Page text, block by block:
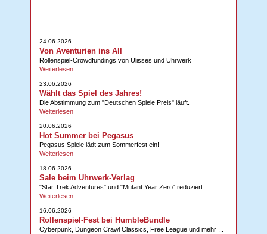
24.06.2026
Von Aventurien ins All
Rollenspiel-Crowdfundings von Ulisses und Uhrwerk
Weiterlesen
23.06.2026
Wählt das Spiel des Jahres!
Die Abstimmung zum "Deutschen Spiele Preis" läuft.
Weiterlesen
20.06.2026
Hot Summer bei Pegasus
Pegasus Spiele lädt zum Sommerfest ein!
Weiterlesen
18.06.2026
Sale beim Uhrwerk-Verlag
"Star Trek Adventures" und "Mutant Year Zero" reduziert.
Weiterlesen
16.06.2026
Rollenspiel-Fest bei HumbleBundle
Cyberpunk, Dungeon Crawl Classics, Free League und mehr ...